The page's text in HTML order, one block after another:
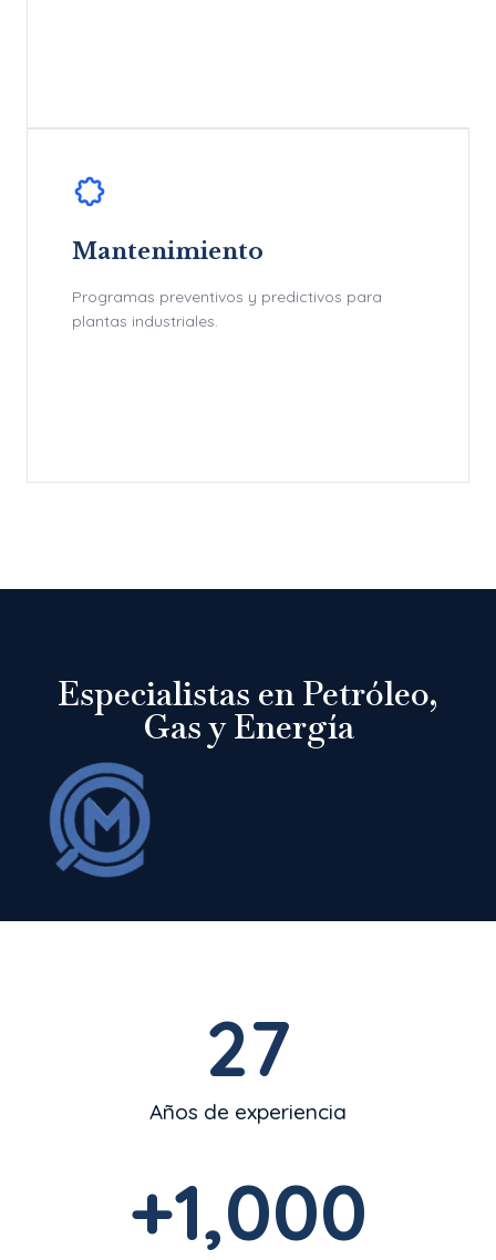
Mantenimiento
Programas preventivos y predictivos para
plantas industriales.
Especialistas en Petróleo,
Gas y Energía
Años de experiencia
27
+1,000